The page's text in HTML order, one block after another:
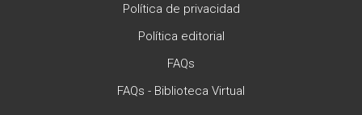
Política de privacidad
Política editorial
FAQs
FAQs - Biblioteca Virtual